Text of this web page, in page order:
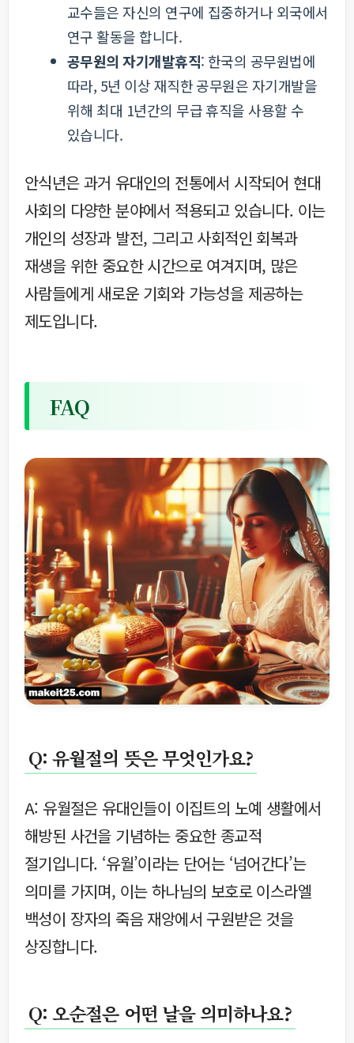
교수들은 자신의 연구에 집중하거나 외국에서
연구 활동을 합니다.
공무원의 자기개발휴직: 한국의 공무원법에
따라, 5년 이상 재직한 공무원은 자기개발을
위해 최대 1년간의 무급 휴직을 사용할 수
있습니다.
안식년은 과거 유대인의 전통에서 시작되어 현대
사회의 다양한 분야에서 적용되고 있습니다. 이는
개인의 성장과 발전, 그리고 사회적인 회복과
재생을 위한 중요한 시간으로 여겨지며, 많은
사람들에게 새로운 기회와 가능성을 제공하는
제도입니다.
FAQ
Q: 유월절의 뜻은 무엇인가요?
A: 유월절은 유대인들이 이집트의 노예 생활에서
해방된 사건을 기념하는 중요한 종교적
절기입니다. ‘유월’이라는 단어는 ‘넘어간다’는
의미를 가지며, 이는 하나님의 보호로 이스라엘
백성이 장자의 죽음 재앙에서 구원받은 것을
상징합니다.
Q: 오순절은 어떤 날을 의미하나요?